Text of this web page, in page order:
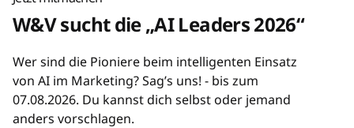
W&V sucht die „AI Leaders 2026“
Wer sind die Pioniere beim intelligenten Einsatz
von AI im Marketing? Sag’s uns! - bis zum
07.08.2026. Du kannst dich selbst oder jemand
anders vorschlagen.